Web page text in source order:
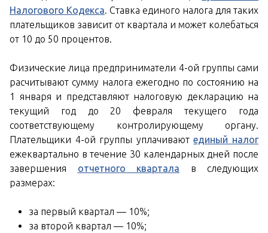
Налогового Кодекса. Ставка единого налога для таких
плательщиков зависит от квартала и может колебаться
от 10 до 50 процентов.
Физические лица предприниматели 4-ой группы сами
расчитывают сумму налога ежегодно по состоянию на
1 января и представляют налоговую декларацию на
текущий год до 20 февраля текущего года
соответствующему контролирующему органу.
Плательщики 4-ой группы уплачиваютединый налог
ежеквартально в течение 30 календарных дней после
завершения отчетного квартала в следующих
размерах:
за первый квартал — 10%;
за второй квартал — 10%;